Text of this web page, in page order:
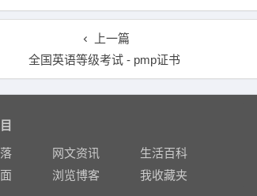
上一篇
全国英语等级考试 - pmp证书
网文资讯
生活百科
浏览博客 我收藏夹